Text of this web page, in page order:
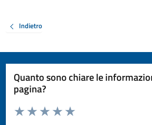
Indietro
Quanto sono chiare le
pagina?
Valuta da 1 a 5 stelle la pagina